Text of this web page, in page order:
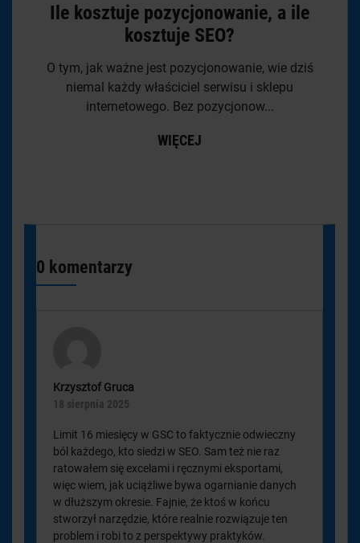
Ile kosztuje pozycjonowanie, a ile
kosztuje SEO?
O tym, jak ważne jest pozycjonowanie, wie dziś
niemal każdy właściciel serwisu i sklepu
internetowego. Bez pozycjonow...
WIĘCEJ
0 komentarzy
Krzysztof Gruca
18 sierpnia 2025
Limit 16 miesięcy w GSC to faktycznie odwieczny
ból każdego, kto siedzi w SEO. Sam też nie raz
ratowałem się excelami i ręcznymi eksportami,
więc wiem, jak uciążliwe bywa ogarnianie danych
w dłuższym okresie. Fajnie, że ktoś w końcu
stworzył narzędzie, które realnie rozwiązuje ten
problem i robi to z perspektywy praktyków.